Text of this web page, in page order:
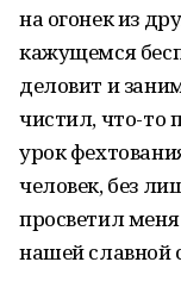
на огонек из
кажущемся
деловит и
чистил, что-то
урок
человек, без
просветил
нашей славной